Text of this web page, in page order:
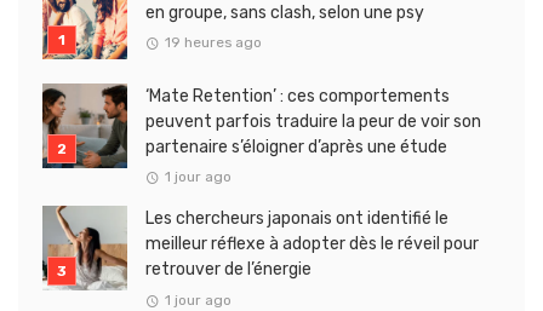
en groupe, sans clash, selon une psy
19 heures ago
‘Mate Retention’ : ces comportements
peuvent parfois traduire la peur de voir son
partenaire s’éloigner d’après une étude
1 jour ago
Les chercheurs japonais ont identifié le
meilleur réflexe à adopter dès le réveil pour
retrouver de l’énergie
1 jour ago